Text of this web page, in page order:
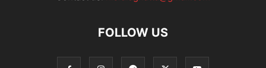
FOLLOW US